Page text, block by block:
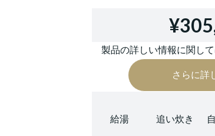
製品の詳しい情報に関し
さらに詳
給湯 追い炊き